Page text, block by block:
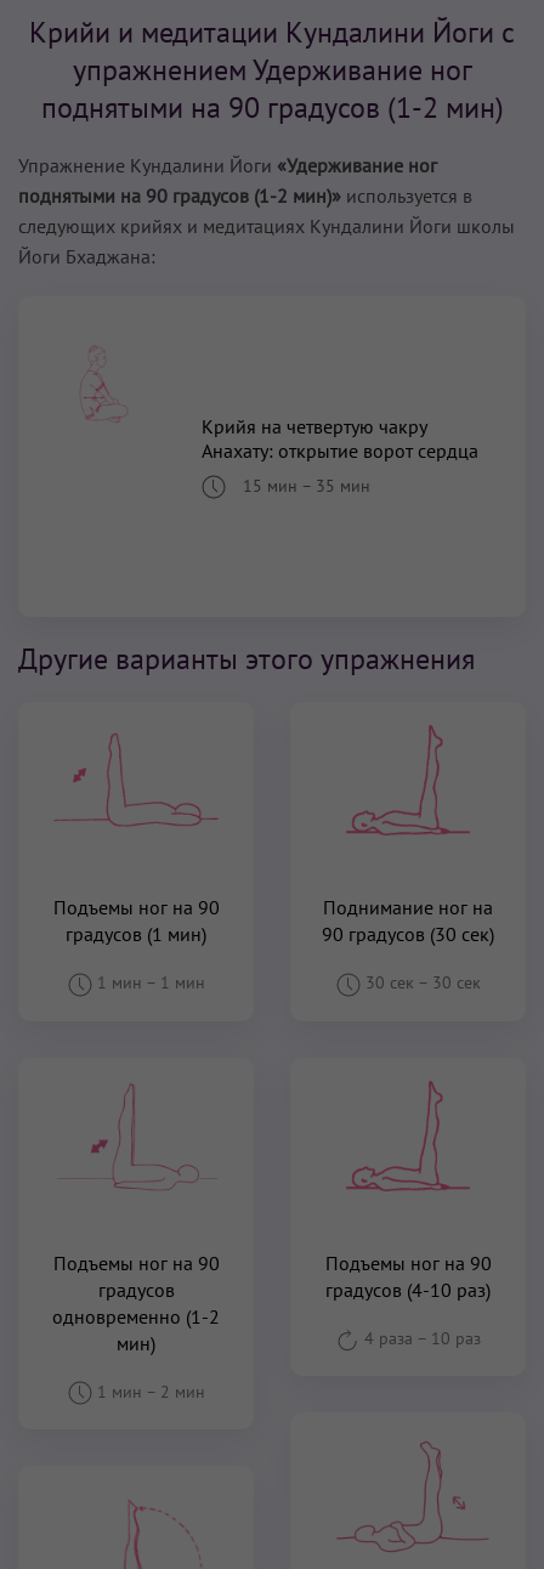
Крийи и медитации Кундалини Йоги с
упражнением Удерживание ног
поднятыми на 90 градусов (1-2 мин)
Упражнение Кундалини Йоги «Удерживание ног
поднятыми на 90 градусов (1-2 мин)» используется в
следующих крийях и медитациях Кундалини Йоги школы
Йоги Бхаджана:
Крийя на четвертую чакру
Анахату: открытие ворот сердца
15 мин – 35 мин
Другие варианты этого упражнения
Подъемы ног на 90
градусов (1 мин)
1 мин – 1 мин
Поднимание ног на
90 градусов (30 сек)
30 сек – 30 сек
Подъемы ног на 90
градусов
одновременно (1-2
мин)
1 мин – 2 мин
Подъемы ног на 90
градусов (4-10 раз)
4 раза – 10 раз